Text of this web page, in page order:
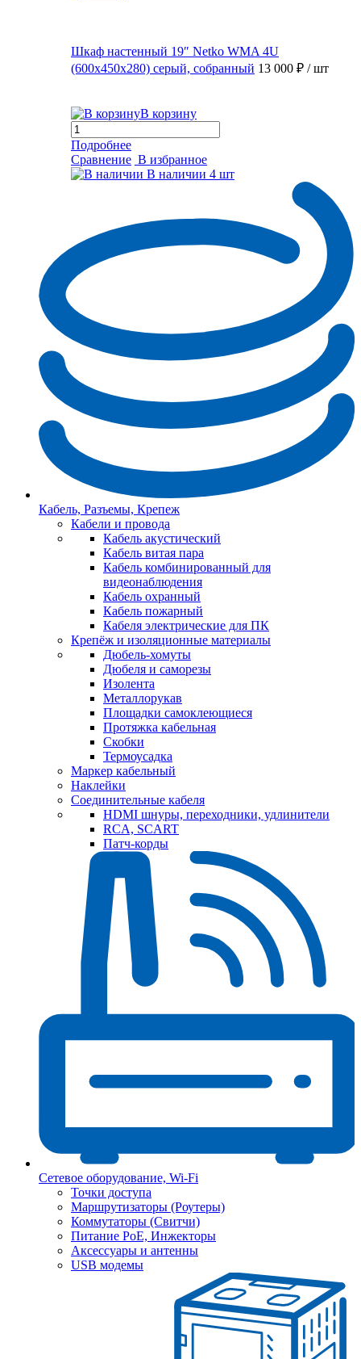
Шкаф настенный 19″ Netko WMA 4U
(600x450x280) серый, собранный 13 000 ₽ / шт
В корзину
Подробнее
Сравнение В избранное
В наличии 4 шт
Кабель, Разъемы, Крепеж
Кабели и провода
Кабель акустический
Кабель витая пара
Кабель комбинированный для
видеонаблюдения
Кабель охранный
Кабель пожарный
Кабеля электрические для ПК
Крепёж и изоляционные материалы
Дюбель-хомуты
Дюбеля и саморезы
Изолента
Металлорукав
Площадки самоклеющиеся
Протяжка кабельная
Скобки
Термоусадка
Маркер кабельный
Наклейки
Соединительные кабеля
HDMI шнуры, переходники, удлинители
RCA, SCART
Патч-корды
Сетевое оборудование, Wi-Fi
Точки доступа
Маршрутизаторы (Роутеры)
Коммутаторы (Свитчи)
Питание PoE, Инжекторы
Аксессуары и антенны
USB модемы